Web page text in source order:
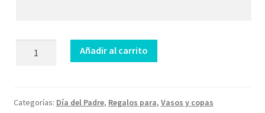
Vaso
Super
Añadir al carrito
Categorías: Día del Padre, Regalos para, Vasos y copas